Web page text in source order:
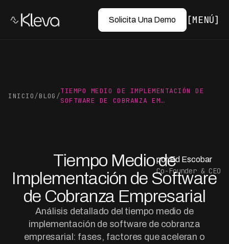
Solicita Una Demo MENÚ
INICIO/BLOG /
TIEMPO MEDIO DE IMPLEMENTACIÓN DE
SOFTWARE DE COBRANZA EM…
Tiempo Medio de
Implementación de Software
de Cobranza Empresarial
Análisis detallado del tiempo medio de
implementación de software de cobranza
empresarial: fases, factores que aceleran o
por Ed Escobar
Co-Founder & CEO